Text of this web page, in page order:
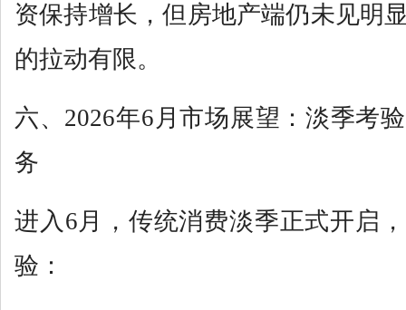
资保持增长，但房地产端仍未见明
的拉动有限。
六、2026年6月市场展望：淡季考
务
进入6月，传统消费淡季正式开启
验：